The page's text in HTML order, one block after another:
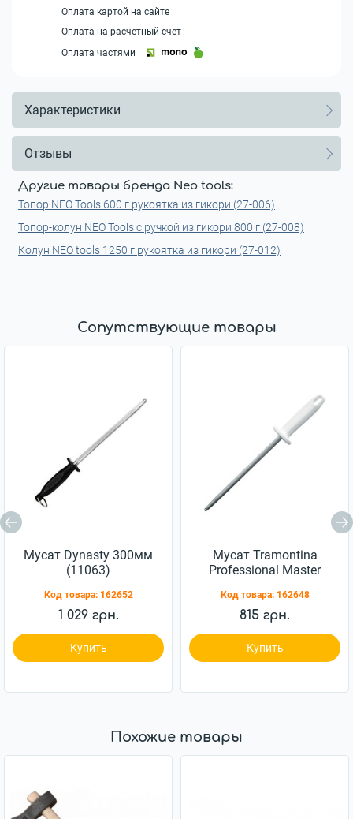
Оплата картой на сайте
Оплата на расчетный счет
Оплата частями
Характеристики
Отзывы
Другие товары бренда Neo tools:
Топор NEO Tools 600 г рукоятка из гикори (27-006)
Топор-колун NEO Tools с ручкой из гикори 800 г (27-008)
Колун NEO tools 1250 г рукоятка из гикори (27-012)
Сопутствующие товары
Мусат Dynasty 300мм
(11063)
Код товара: 162652
1 029 грн.
Купить
Мусат Tramontina
Professional Master
Код товара: 162648
815 грн.
Купить
Похожие товары